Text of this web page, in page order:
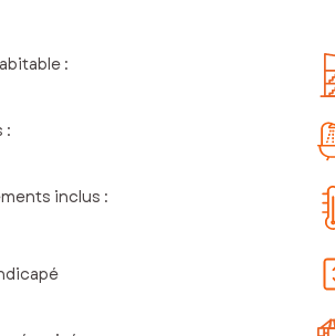
:
:
inclus :